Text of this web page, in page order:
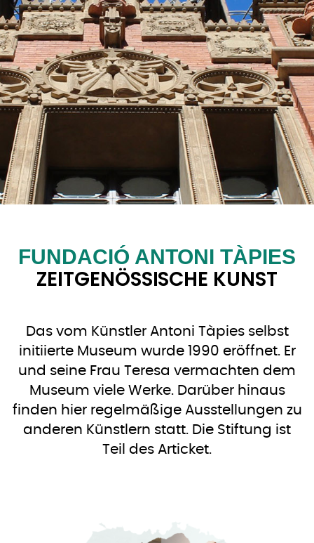
FUNDACIÓ ANTONI TÀPIES
ZEITGENÖSSISCHE KUNST
Das vom Künstler Antoni Tàpies selbst
initiierte Museum wurde 1990 eröffnet. Er
und seine Frau Teresa vermachten dem
Museum viele Werke. Darüber hinaus
finden hier regelmäßige Ausstellungen zu
anderen Künstlern statt. Die Stiftung ist
Teil des Articket.